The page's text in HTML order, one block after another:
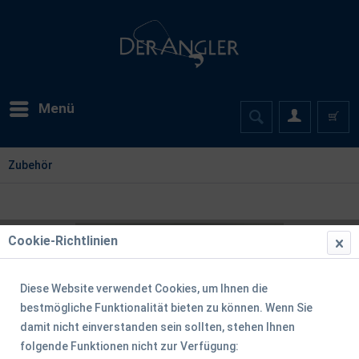
Menü
Zubehör
Cookie-Richtlinien
Diese Website verwendet Cookies, um Ihnen die
bestmögliche Funktionalität bieten zu können. Wenn Sie
damit nicht einverstanden sein sollten, stehen Ihnen
folgende Funktionen nicht zur Verfügung: